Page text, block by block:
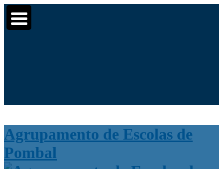
for:
Agrupamento de Escolas de
Pombal